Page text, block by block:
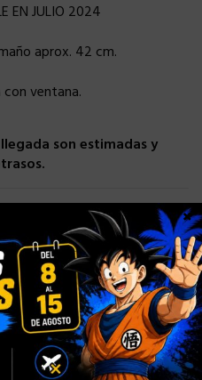
EN JULIO 2024
aprox. 42 cm.
ventana.
son estimadas y
de deseos
×